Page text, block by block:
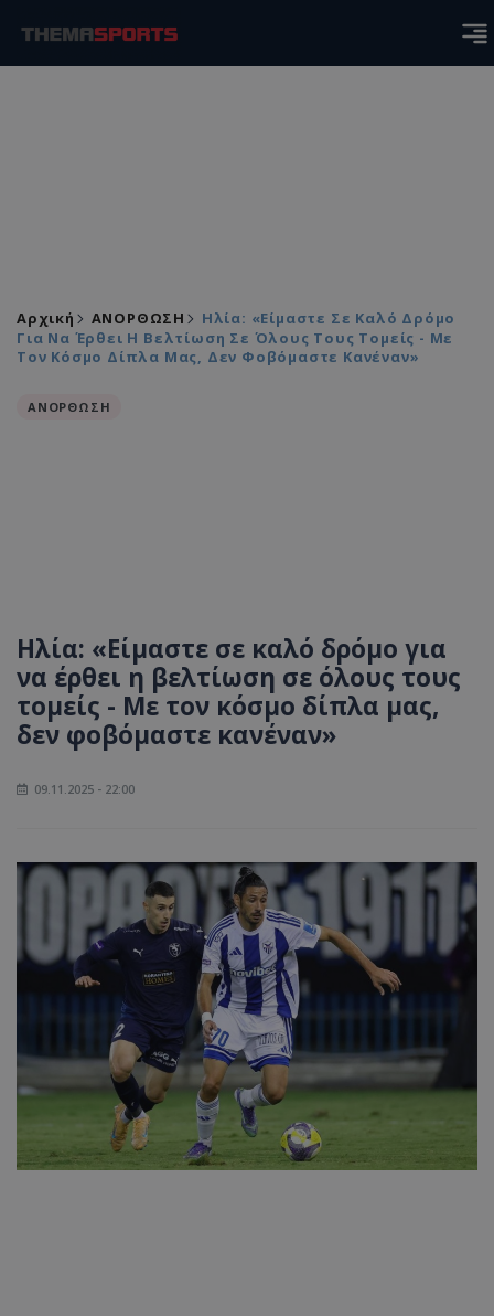
Αρχική ΑΝΟΡΘΩΣΗ
Ηλία: «Είμαστε Σε Καλό Δρόμο
Για Να Έρθει Η Βελτίωση Σε Όλους Τους Τομείς - Με
Τον Κόσμο Δίπλα Μας, Δεν Φοβόμαστε Κανέναν»
ΑΝΟΡΘΩΣΗ
Ηλία: «Είμαστε σε καλό δρόμο για
να έρθει η βελτίωση σε όλους τους
τομείς - Με τον κόσμο δίπλα μας,
δεν φοβόμαστε κανέναν»
09.11.2025 - 22:00